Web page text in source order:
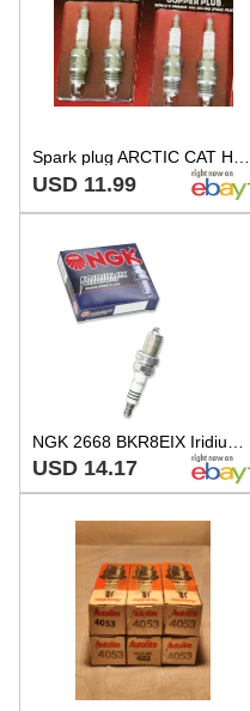
USD 11.99
USD 14.17